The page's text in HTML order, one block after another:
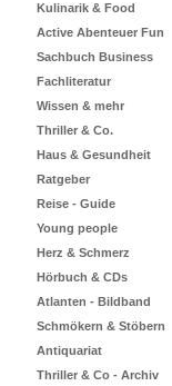
Kulinarik & Food
Active Abenteuer Fun
Sachbuch Business
Fachliteratur
Wissen & mehr
Thriller & Co.
Haus & Gesundheit
Ratgeber
Reise - Guide
Young people
Herz & Schmerz
Hörbuch & CDs
Atlanten - Bildband
Schmökern & Stöbern
Antiquariat
Thriller & Co - Archiv